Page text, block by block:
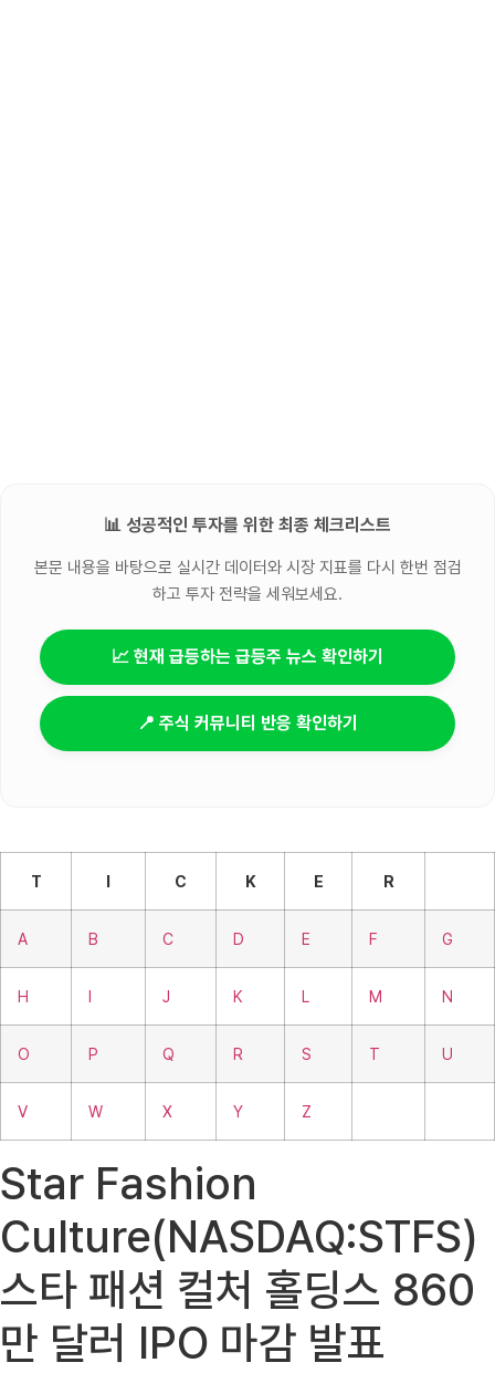
📊 성공적인 투자를 위한 최종 체크리스트
본문 내용을 바탕으로 실시간 데이터와 시장 지표를 다시 한번 점검
하고 투자 전략을 세워보세요.
📈 현재 급등하는 급등주 뉴스 확인하기
📍 주식 커뮤니티 반응 확인하기
T I C K E R
A B C D E F G
H I J K L M N
O P Q R S T U
V W X Y Z
Star Fashion
Culture(NASDAQ:STFS)
스타 패션 컬처 홀딩스 860
만 달러 IPO 마감 발표